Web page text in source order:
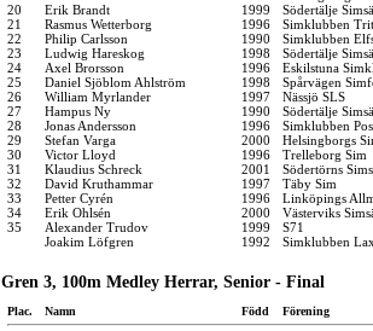
20
Erik Brandt 1999
Södertälje
21
Rasmus Wetterborg 1996
Simklubben
22
Philip Carlsson 1990
Simklubben
23
Ludwig Hareskog 1998
Södertälje
24
Axel Brorsson 1996
Eskilstuna
25
Daniel Sjöblom Ahlström 1998
Spårvägen
26
William Myrlander 1997
Nässjö SLS
27
Hampus Ny 1990
Södertälje
28
Jonas Andersson 1996
Simklubben
29
Stefan Varga 2000
Helsingborgs
30
Victor Lloyd 1996
Trelleborg Sim
31
Klaudius Schreck 2001
Södertörns
32
David Kruthammar 1997
Täby Sim
33
Petter Cyrén 1996
Linköpings
34
Erik Ohlsén 2000
Västerviks
35
Alexander Trudov 1999
S71
Joakim Löfgren
1992 Simklubben
Gren 3, 100m Medley Herrar, Senior - Final
Plac. Namn Född Förening